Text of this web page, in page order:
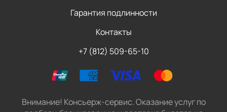
Гарантия подлинности
Контакты
+7 (812) 509-65-10
Внимание! Консьерж-сервис. Оказание услуг по